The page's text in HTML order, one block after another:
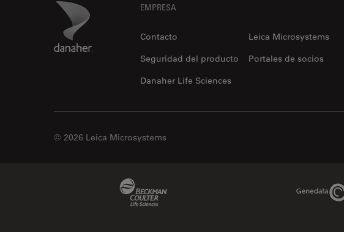
Danaher Logo EMPRESA
Contacto
Leica Microsystems
Seguridad del producto
Portales de socios
Danaher Life Sciences
© 2026 Leica Microsystems